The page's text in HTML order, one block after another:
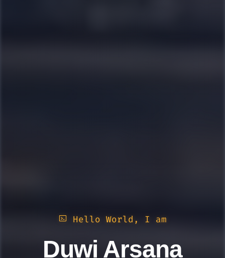
Hello World, I am
Duwi Arsana